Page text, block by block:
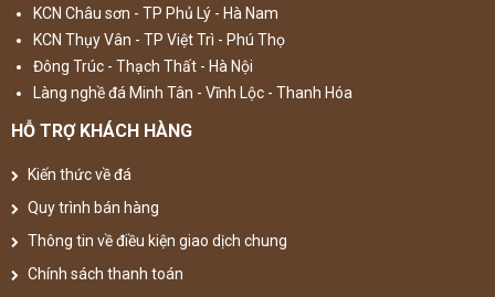
KCN Châu sơn - TP Phủ Lý - Hà Nam
KCN Thụy Vân - TP Việt Trì - Phú Thọ
Đông Trúc - Thạch Thất - Hà Nội
Làng nghề đá Minh Tân - Vĩnh Lộc - Thanh Hóa
HỖ TRỢ KHÁCH HÀNG
Kiến thức về đá
Quy trình bán hàng
Thông tin về điều kiện giao dịch chung
Chính sách thanh toán